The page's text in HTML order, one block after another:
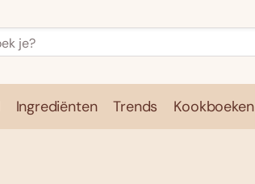
Ingrediënten Trends Kookboeken